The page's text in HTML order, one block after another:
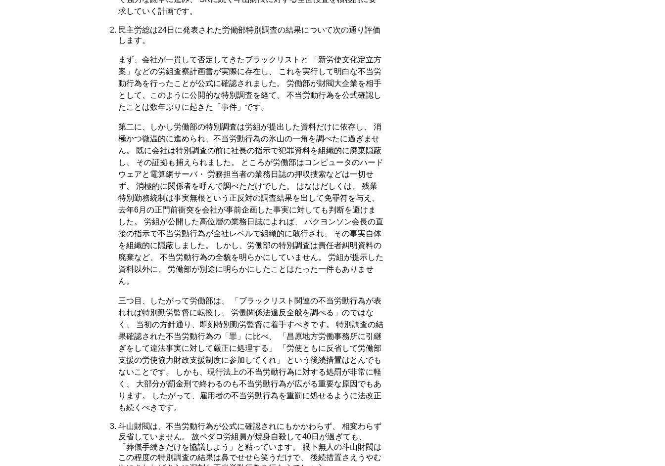
求していく計画です。
民主労総は24日に発表された労働部特別調査の結果について次の通り評価
します。
まず、会社が一貫して否定してきたブラックリストと 「新労使文化定立方
案」などの労組査察計画書が実際に存在し、 これを実行して明白な不当労
動行為を行ったことが公式に確認されました。 労働部が財閥大企業を相手
として、このように公開的な特別調査を経て、 不当労動行為を公式確認し
たことは数年ぶりに起きた「事件」です。
第二に、しかし労働部の特別調査は労組が提出した資料だけに依存し、 消
極かつ微温的に進められ、不当労動行為の氷山の一角を調べたに過ぎませ
ん。 既に会社は特別調査の前に社長の指示で犯罪資料を組織的に廃棄隠蔽
し、 その証拠も捕えられました。 ところが労働部はコンピュータのハード
ウェアと電算網サーバ・ 労務担当者の業務日誌の押収捜索などは一切せ
ず、 消極的に関係者を呼んで調べただけでした。 はなはだしくは、 残業
特別勤務統制は事実無根という正反対の調査結果を出して免罪符を与え、
去年6月の正門前衝突を会社が事前企画した事実に対しても判断を避けま
した。 労組が公開した高位層の業務日誌によれば、 パクヨンソン会長の直
接の指示で不当労動行為が全社レベルで組織的に敢行され、 その事実自体
を組織的に隠蔽しました。 しかし、労働部の特別調査は責任者糾明資料の
廃棄など、 不当労動行為の全貌を明らかにしていません。 労組が提示した
資料以外に、 労働部が別途に明らかにしたことはたった一件もありませ
ん。
三つ目、したがって労働部は、 「ブラックリスト関連の不当労動行為が表
れれば特別勤労監督に転換し、 労働関係法違反全般を調べる」のではな
く、 当初の方針通り、即刻特別勤労監督に着手すべきです。 特別調査の結
果確認された不当労動行為の「罪」に比べ、 「昌原地方労働事務所に引継
ぎをして違法事実に対して厳正に処理する」 「労使ともに反省して労働部
支援の労使協力財政支援制度に参加してくれ」 という後続措置はとんでも
ないことです。 しかも、現行法上の不当労動行為に対する処罰が非常に軽
く、 大部分が罰金刑で終わるのも不当労動行為が広がる重要な原因でもあ
ります。 したがって、雇用者の不当労動行為を重罰に処せるように法改正
も続くべきです。
斗山財閥は、不当労動行為が公式に確認されにもかかわらず、 相変わらず
反省していません。 故ペダロ労組員が焼身自殺して40日が過ぎても、
「葬儀手続きだけを協議しよう」と粘っています。 眼下無人の斗山財閥は
この程度の特別調査の結果は鼻でせせら笑うだけで、 後続措置さえうやむ